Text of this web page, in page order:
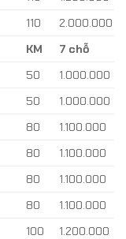
110
2.000.000
KM
7 chỗ
50
1.000.000
50
1.000.000
80
1.100.000
80
1.100.000
80
1.100.000
80
1.100.000
100
1.200.000